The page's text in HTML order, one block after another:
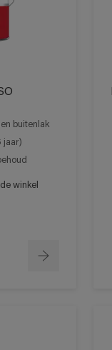
buitenlak
jaar)
winkel